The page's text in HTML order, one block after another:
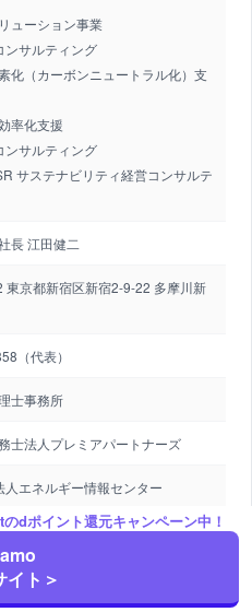
ューション事業
ンサルティング
化（カーボンニュートラル化）支
率化支援
ンサルティング
サステナビリティ経営コンサルテ
長 江田健二
東京都新宿区新宿2-9-22 多摩川新
（代表）
士事務所
士法人プレミアパートナーズ
人エネルギー情報センター
人エコマート
進協議会
候関連財務情報開示タスクフォー
dポイント還元キャンペーン中！
イト＞